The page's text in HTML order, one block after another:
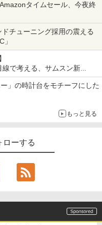
タイムセール、今夜終
チューニング採用の震える
で考える、サムスン新
」の時計台をモチーフにした
もっと見る
ローする